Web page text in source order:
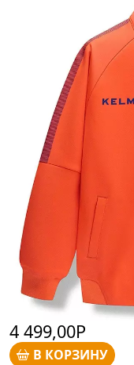
4 499,00Р
В КОРЗИНУ